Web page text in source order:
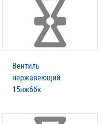
Вентиль
нержавеющий
15нж6бк